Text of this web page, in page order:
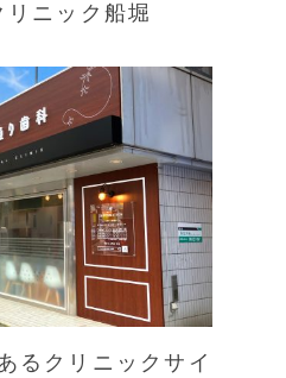
リニック船堀
るクリニックサイ